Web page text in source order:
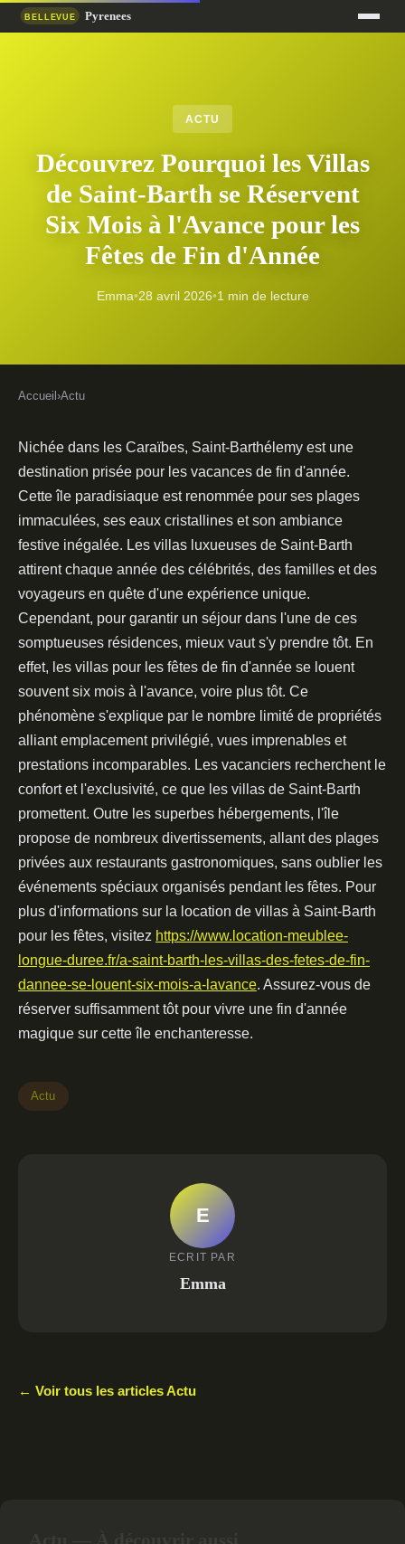
ACTU
Découvrez Pourquoi les Villas
de Saint-Barth se Réservent
Six Mois à l'Avance pour les
Fêtes de Fin d'Année
Emma•28 avril 2026•1 min de lecture
Accueil ›Actu
Nichée dans les Caraïbes, Saint-Barthélemy est une
destination prisée pour les vacances de fin d'année.
Cette île paradisiaque est renommée pour ses plages
immaculées, ses eaux cristallines et son ambiance
festive inégalée. Les villas luxueuses de Saint-Barth
attirent chaque année des célébrités, des familles et des
voyageurs en quête d'une expérience unique.
Cependant, pour garantir un séjour dans l'une de ces
somptueuses résidences, mieux vaut s'y prendre tôt. En
effet, les villas pour les fêtes de fin d'année se louent
souvent six mois à l'avance, voire plus tôt. Ce
phénomène s'explique par le nombre limité de propriétés
alliant emplacement privilégié, vues imprenables et
prestations incomparables. Les vacanciers recherchent le
confort et l'exclusivité, ce que les villas de Saint-Barth
promettent. Outre les superbes hébergements, l'île
propose de nombreux divertissements, allant des plages
privées aux restaurants gastronomiques, sans oublier les
événements spéciaux organisés pendant les fêtes. Pour
plus d'informations sur la location de villas à Saint-Barth
pour les fêtes, visitez https://www.location-meublee-
longue-duree.fr/a-saint-barth-les-villas-des-fetes-de-fin-
dannee-se-louent-six-mois-a-lavance. Assurez-vous de
réserver suffisamment tôt pour vivre une fin d'année
magique sur cette île enchanteresse.
Actu
E
ECRIT PAR
Emma
← Voir tous les articles Actu